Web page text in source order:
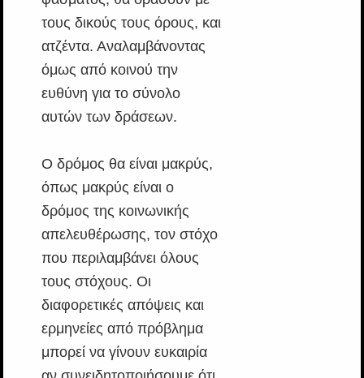
τους δικούς τους όρους, και
ατζέντα. Αναλαμβάνοντας
όμως από κοινού την
ευθύνη για το σύνολο
αυτών των δράσεων.
Ο δρόμος θα είναι μακρύς,
όπως μακρύς είναι ο
δρόμος της κοινωνικής
απελευθέρωσης, τον στόχο
που περιλαμβάνει όλους
τους στόχους. Οι
διαφορετικές απόψεις και
ερμηνείες από πρόβλημα
μπορεί να γίνουν ευκαιρία